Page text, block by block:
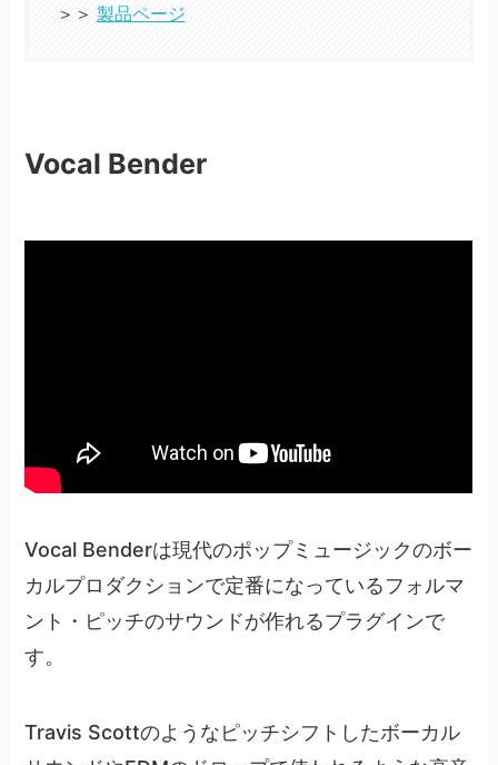
＞＞ 製品ページ
Vocal Bender
Vocal Benderは現代のポップミュージックのボー
カルプロダクションで定番になっているフォルマ
ント・ピッチのサウンドが作れるプラグインで
す。
Travis Scottのようなピッチシフトしたボーカル